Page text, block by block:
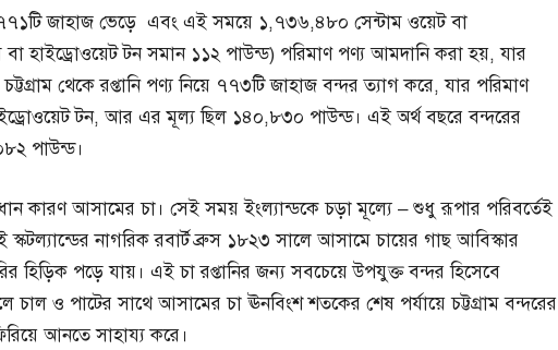
জাহাজ ভেড়ে এবং এই সময়ে ১,৭৩৬,৪৮০ সেন্টাম ওয়েট বা
বা হাইড্রোওয়েট টন সমান ১১২ পাউন্ড) পরিমাণ পণ্য আমদানি করা হয়, যার
থেকে রপ্তানি পণ্য নিয়ে ৭৭৩টি জাহাজ বন্দর ত্যাগ করে, যার পরিমাণ
টন, আর এর মূল্য ছিল ১৪০,৮৩০ পাউন্ড। এই অর্থ বছরে বন্দরের
পাউন্ড।
কারণ আসামের চা। সেই সময় ইংল্যান্ডকে চড়া মূল্যে – শুধু রূপার পরিবর্তেই
নাগরিক রবার্ট ব্রুস ১৮২৩ সালে আসামে চায়ের গাছ আবিস্কার
হিড়িক পড়ে যায়। এই চা রপ্তানির জন্য সবচেয়ে উপযুক্ত বন্দর হিসেবে
চাল ও পাটের সাথে আসামের চা ঊনবিংশ শতকের শেষ পর্যায়ে চট্টগ্রাম বন্দরের
আনতে সাহায্য করে।